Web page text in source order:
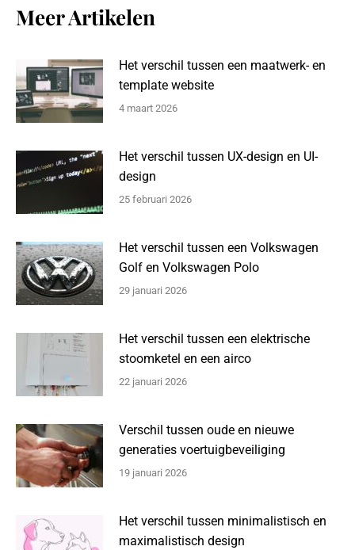
Meer Artikelen
Het verschil tussen een maatwerk- en
template website
4 maart 2026
Het verschil tussen UX-design en UI-
design
25 februari 2026
Het verschil tussen een Volkswagen
Golf en Volkswagen Polo
29 januari 2026
Het verschil tussen een elektrische
stoomketel en een airco
22 januari 2026
Verschil tussen oude en nieuwe
generaties voertuigbeveiliging
19 januari 2026
Het verschil tussen minimalistisch en
maximalistisch design